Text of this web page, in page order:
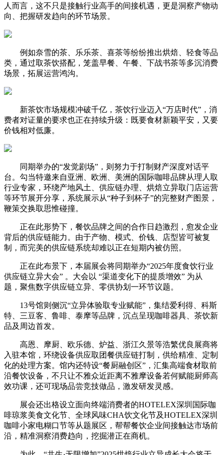
人而言，这不只是接触行业高手的间接机遇，更是洞察产物动
向、把握研发趋向的环节场景。
例如奈雪的茶、乐乐茶、喜茶等纷纷推出烘焙、轻食等品
类，通过取茶饮搭配，笼盖早餐、午餐、下战书茶等多沉消费
场景，拓展运营鸿沟。
新茶饮市场规模冲破千亿，茶饮行业迈入“万店时代”，消
费者对证量的要求也正在持续升级：既要食材新颖平安，又要
价钱相对低廉。
同期举办的“发觉剧场”，则努力于打制财产深度对话平
台。勾当特邀来自亚洲、欧洲、美洲的国际咖啡品牌从理人取
行业专家，环绕产地风土、供应链办理、烘焙立异取门店运营
等环节展开分享，系统展示从“种子到杯子”的完整财产图景，
鞭策交换取思惟碰撞。
正在此形势下，餐饮品牌之间的合作日趋激烈，愈发企业
背后的供应链能力。由于产物、模式、价钱、店型皆可被复
制，而完美的供应链系统却难以正在短期内被仿照。
正在此布景下，本届展会将同期举办“2025年度食饮行业
供应链立异大会” 。大会以 “渠道变化下的提质增效” 为从
题，聚焦数字供应链立异、零供协划一环节议题。
13号馆则侧沉“立异体验取专业赋能”，集结爱利得、科斯
特、三豆客、鲁啡、泰摩等品牌，沉点呈现咖啡器具、茶饮新
品及周边首发。
高恩、摩厨、欧乐德、炉益、浙江久景等浩繁优良展商将
入驻本馆，环绕设备供应取团餐供应链打制，供给精准、定制
化的处理方案。馆内还特设“餐厨融创区”，汇集高端食材取前
沿餐饮设备，不只让不雅众近距离不雅摩设备若何赋能厨师高
效功课，还可现场品尝竞技做品，激发研发灵感。
展会还出格设立面向终端消费者的HOTELEX深圳国际咖
啡琼浆美食文化节、全球风味CHA饮文化节及HOTELEX深圳
咖啡小家电糊口节等从题展区，帮帮餐饮企业间接触达市场前
沿，精准洞察消费趋向，挖掘潜正在商机。